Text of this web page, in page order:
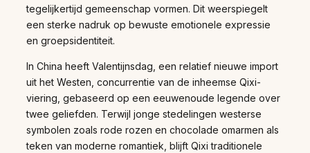
tegelijkertijd gemeenschap vormen. Dit weerspiegelt
een sterke nadruk op bewuste emotionele expressie
en groepsidentiteit.
In China heeft Valentijnsdag, een relatief nieuwe import
uit het Westen, concurrentie van de inheemse Qixi-
viering, gebaseerd op een eeuwenoude legende over
twee geliefden. Terwijl jonge stedelingen westerse
symbolen zoals rode rozen en chocolade omarmen als
teken van moderne romantiek, blijft Qixi traditionele